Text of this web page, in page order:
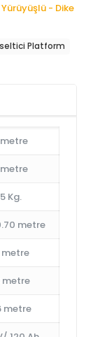
- Dike
Platform
Kg.
metre
metre
metre
metre